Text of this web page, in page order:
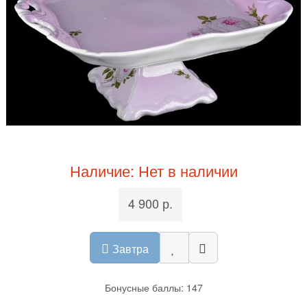
Наличие: Нет в наличии
4 900 р.
Завтра
Бонусные баллы: 147